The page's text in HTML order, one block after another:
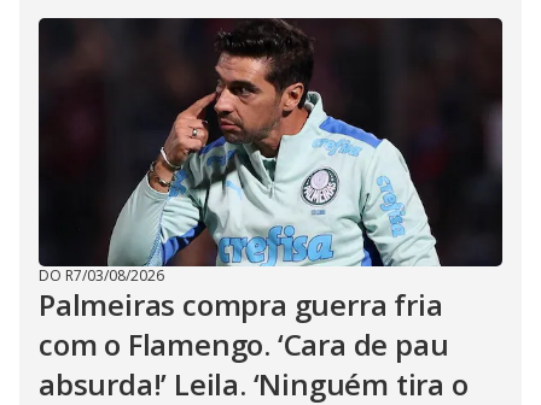
DO R7/03/08/2026
Palmeiras compra guerra fria
com o Flamengo. ‘Cara de pau
absurda!’ Leila. ‘Ninguém tira o